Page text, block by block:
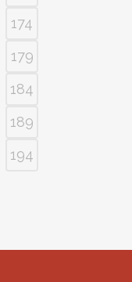
174
179
184
189
194